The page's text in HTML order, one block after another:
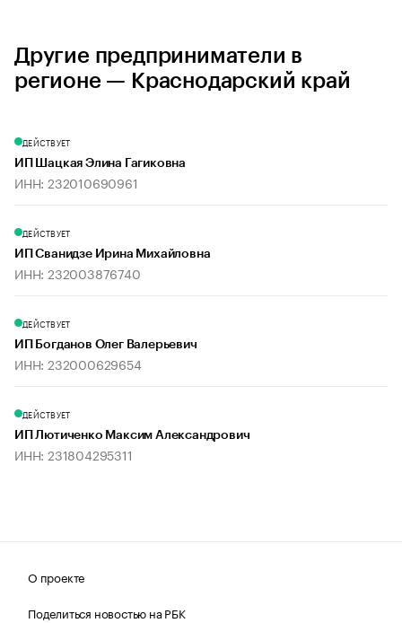
Другие предприниматели в
регионе — Краснодарский край
ДЕЙСТВУЕТ
ИП Шацкая Элина Гагиковна
ИНН: 232010690961
ДЕЙСТВУЕТ
ИП Сванидзе Ирина Михайловна
ИНН: 232003876740
ДЕЙСТВУЕТ
ИП Богданов Олег Валерьевич
ИНН: 232000629654
ДЕЙСТВУЕТ
ИП Лютиченко Максим Александрович
ИНН: 231804295311
О проекте
Поделиться новостью на РБК